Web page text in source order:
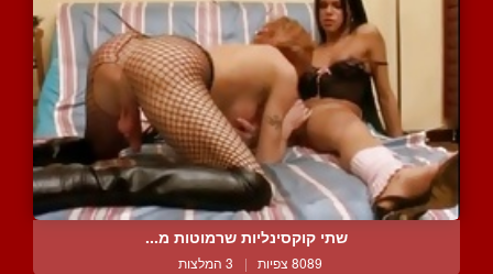
שתי קוקסינליות שרמוטות מ...
8089 צפיות | 3 המלצות